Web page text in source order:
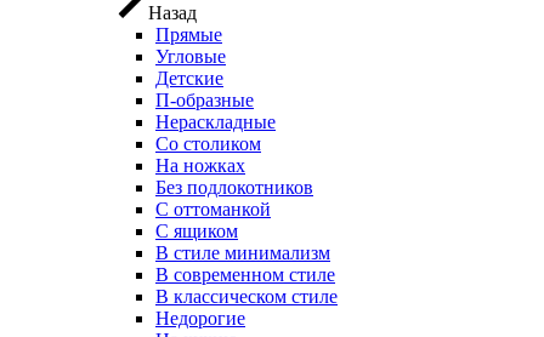
Назад
Прямые
Угловые
Детские
П-образные
Нераскладные
Со столиком
На ножках
Без подлокотников
С оттоманкой
С ящиком
В стиле минимализм
В современном стиле
В классическом стиле
Недорогие